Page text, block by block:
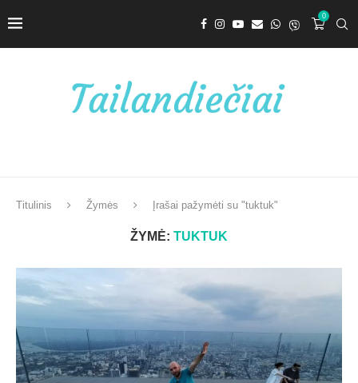
0
Titulinis Žymės Įrašai pažymėti su "tuktuk"
ŽYMĖ: TUKTUK